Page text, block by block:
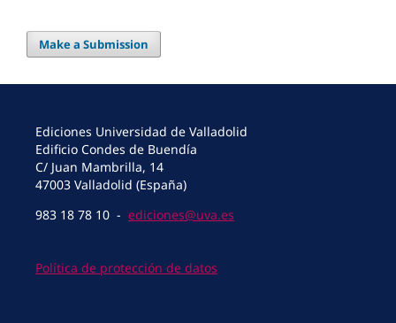
Make a Submission
Ediciones Universidad de Valladolid
Edificio Condes de Buendía
C/ Juan Mambrilla, 14
47003 Valladolid (España)
983 18 78 10 - ediciones@uva.es
Política de protección de datos